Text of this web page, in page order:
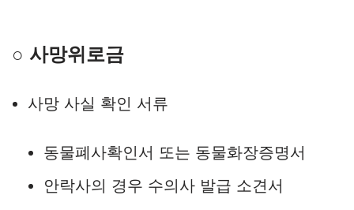
○ 사망위로금
사망 사실 확인 서류
동물폐사확인서 또는 동물화장증명서
안락사의 경우 수의사 발급 소견서